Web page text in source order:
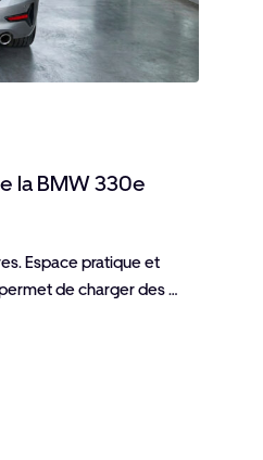
la BMW 330e
Espace pratique et
de charger des …